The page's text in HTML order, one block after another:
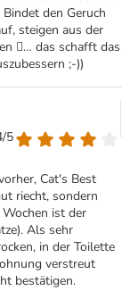
den Geruch
steigen aus der
🫩… das schafft das
;-))
5
Cat's Best
riecht, sondern
ist der
Als sehr
in der Toilette
verstreut
bestätigen.